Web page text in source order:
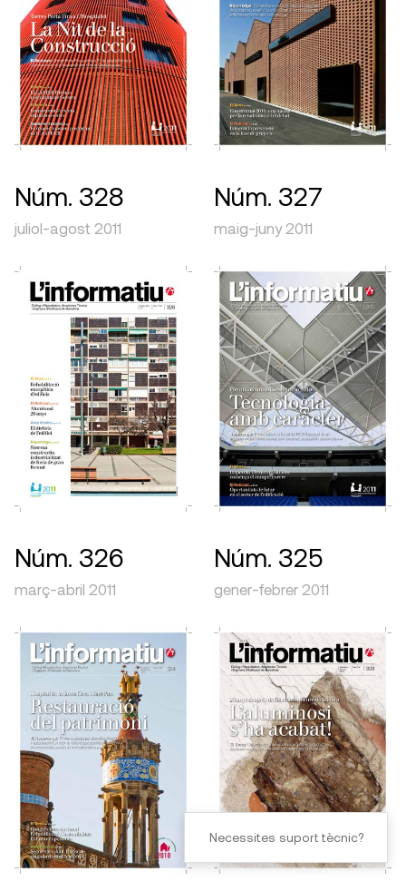
Núm. 328
juliol-agost 2011
Núm. 327
maig-juny 2011
Núm. 326
març-abril 2011
Núm. 325
gener-febrer 2011
Necessites suport tècnic?